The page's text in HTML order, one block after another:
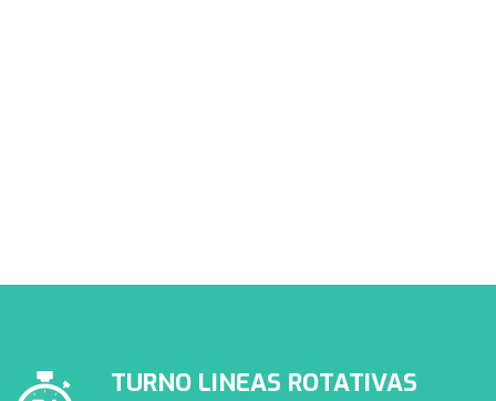
TURNO LINEAS ROTATIVAS